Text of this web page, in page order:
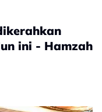
ini - Hamzah